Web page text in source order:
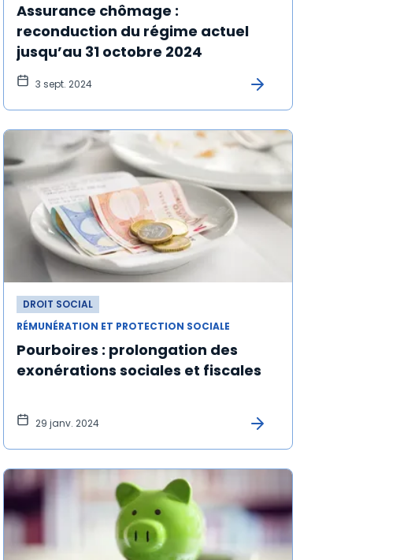
Assurance chômage :
reconduction du régime actuel
jusqu’au 31 octobre 2024
3 sept. 2024
DROIT SOCIAL
RÉMUNÉRATION ET PROTECTION SOCIALE
Pourboires : prolongation des
exonérations sociales et fiscales
29 janv. 2024